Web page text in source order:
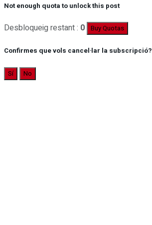
Not enough quota to unlock this post
Desbloqueig restant : 0 Buy Quotas
Confirmes que vols cancel·lar la subscripció?
Sí No